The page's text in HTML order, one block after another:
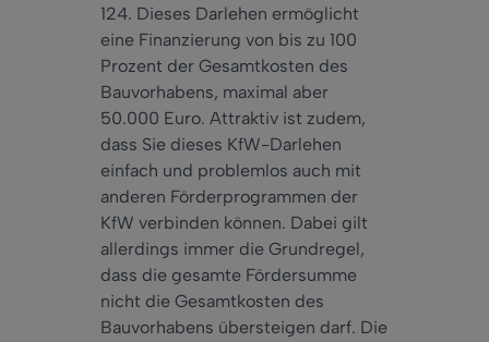
124. Dieses Darlehen ermöglicht
eine Finanzierung von bis zu 100
Prozent der Gesamtkosten des
Bauvorhabens, maximal aber
50.000 Euro. Attraktiv ist zudem,
dass Sie dieses KfW-Darlehen
einfach und problemlos auch mit
anderen Förderprogrammen der
KfW verbinden können. Dabei gilt
allerdings immer die Grundregel,
dass die gesamte Fördersumme
nicht die Gesamtkosten des
Bauvorhabens übersteigen darf. Die